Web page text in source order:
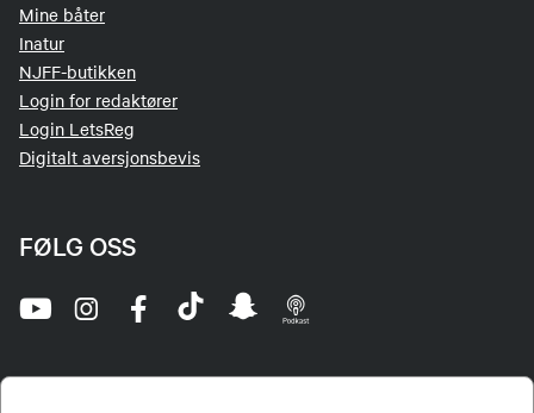
Mine båter
Inatur
NJFF-butikken
Login for redaktører
Login LetsReg
Digitalt aversjonsbevis
FØLG OSS